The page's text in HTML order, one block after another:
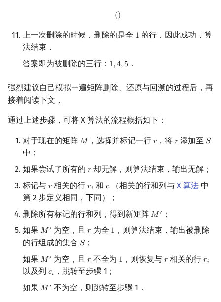
()
()
上一次删除的时候，删除的是全 1
1 的行，因此成功，算
法结束．
答案即为被删除的三行： 1,4,5
1,4,5 ．
强烈建议自己模拟一遍矩阵删除、还原与回溯的过程后，再
接着阅读下文．
通过上述步骤，可将 X 算法的流程概括如下：
对于现在的矩阵 𝑀
M ，选择并标记一行 𝑟
r，将 𝑟
r 添加至 𝑆
S
中；
如果尝试了所有的 𝑟
r 却无解，则算法结束，输出无解；
标记与 𝑟
r 相关的行𝑟𝑖
ri 和 𝑐𝑖
ci （相关的行和列与 X 算法中
第 2 步定义相同，下同）；
删除所有标记的行和列，得到新矩阵 𝑀 ′
M′
；
如果 𝑀 ′
M′ 为空，且𝑟
r 为全 1
1 ，则算法结束，输出被删除
的行组成的集合 𝑆
S；
如果 𝑀 ′
M′ 为空，且𝑟
r 不全为 1
1 ，则恢复与 𝑟
r相关的行 𝑟𝑖
ri
以及列 𝑐𝑖
ci ，跳转至步骤 1；
如果 𝑀 ′
M′ 不为空，则跳转至步骤 1．